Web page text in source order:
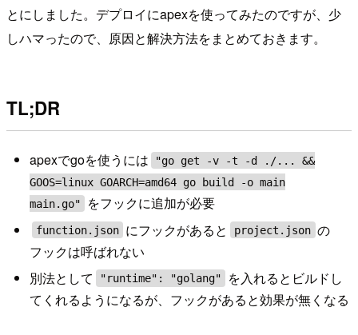
とにしました。デプロイにapexを使ってみたのですが、少
しハマったので、原因と解決方法をまとめておきます。
TL;DR
apexでgoを使うには
"go get -v -t -d ./... &&
GOOS=linux GOARCH=amd64 go build -o main
main.go"
をフックに追加が必要
function.json にフックがあると project.json の
フックは呼ばれない
別法として
"runtime": "golang"
を入れるとビルドし
てくれるようになるが、フックがあると効果が無くなる